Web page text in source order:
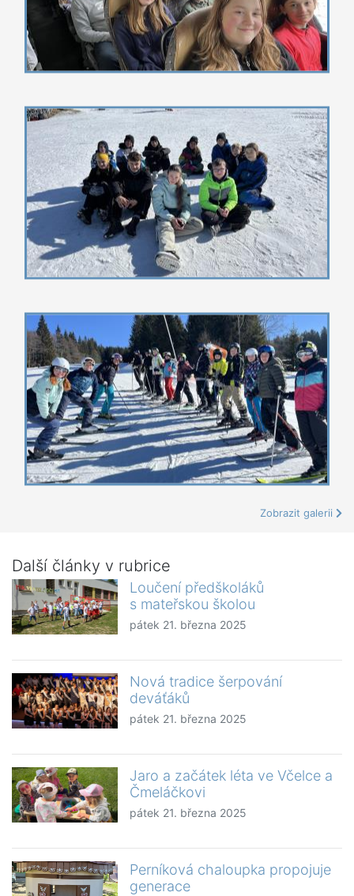
Zobrazit galerii
Další články v rubrice
Loučení předškoláků
s mateřskou školou
pátek 21. března 2025
Nová tradice šerpování
deváťáků
pátek 21. března 2025
Jaro a začátek léta ve Včelce a
Čmeláčkovi
pátek 21. března 2025
Perníková chaloupka propojuje
generace